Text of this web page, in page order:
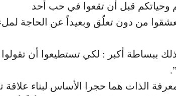
من دون تعلّق وبعيداً عن الحاجة
ببساطة أكبر : لكي تستطيعوا أن تقولوا
الذات هما حجرا الأساس لبناء علاقة